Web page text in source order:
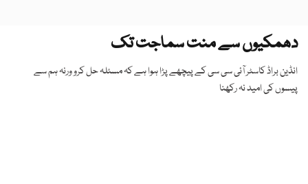
دھمکیوں سے منت سماجت تک
انڈین براڈ کاسٹر آئی سی سی کے پیچھے پڑا ہوا ہے کہ مسئلہ حل کرو ورنہ ہم سے
پیسوں کی امید نہ رکھنا